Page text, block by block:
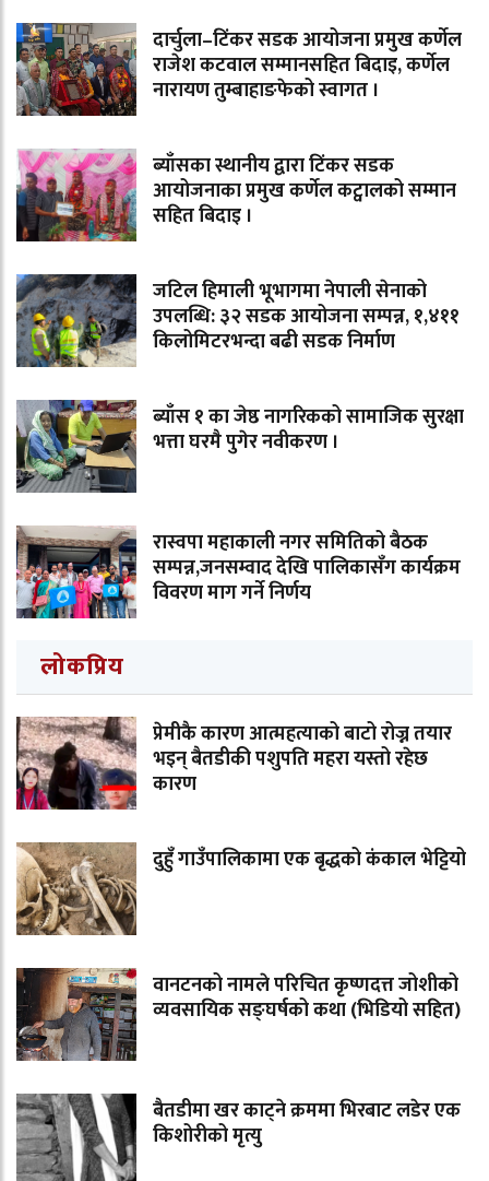
दार्चुला–टिंकर सडक आयोजना प्रमुख कर्णेल
राजेश कटवाल सम्मानसहित बिदाइ, कर्णेल
नारायण तुम्बाहाङफेको स्वागत ।
ब्याँसका स्थानीय द्वारा टिंकर सडक
आयोजनाका प्रमुख कर्णेल कट्वालको सम्मान
सहित बिदाइ ।
जटिल हिमाली भूभागमा नेपाली सेनाको
उपलब्धि: ३२ सडक आयोजना सम्पन्न, १,४११
किलोमिटरभन्दा बढी सडक निर्माण
ब्याँस १ का जेष्ठ नागरिकको सामाजिक सुरक्षा
भत्ता घरमै पुगेर नवीकरण ।
रास्वपा महाकाली नगर समितिको बैठक
सम्पन्न,जनसम्वाद देखि पालिकासँग कार्यक्रम
विवरण माग गर्ने निर्णय
लोकप्रिय
प्रेमीकै कारण आत्महत्याको बाटो रोज्न तयार
भइन् बैतडीकी पशुपति महरा यस्तो रहेछ
कारण
दुहुँ गाउँपालिकामा एक बृद्धको कंकाल भेट्टियो
वानटनको नामले परिचित कृष्णदत्त जोशीको
व्यवसायिक सङ्घर्षको कथा (भिडियो सहित)
बैतडीमा खर काट्ने क्रममा भिरबाट लडेर एक
किशोरीको मृत्यु